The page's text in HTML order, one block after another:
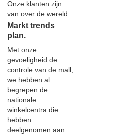
Onze klanten zijn
van over de wereld.
Markt trends
plan.
Met onze
gevoeligheid de
controle van de mall,
we hebben al
begrepen de
nationale
winkelcentra die
hebben
deelgenomen aan